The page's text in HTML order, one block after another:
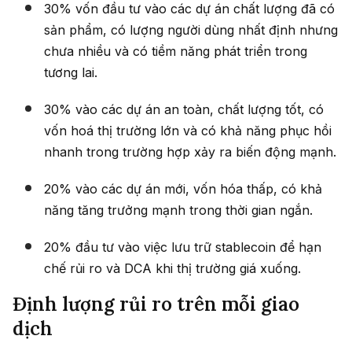
30% vốn đầu tư vào các dự án chất lượng đã có
sản phẩm, có lượng người dùng nhất định nhưng
chưa nhiều và có tiềm năng phát triển trong
tương lai.
30% vào các dự án an toàn, chất lượng tốt, có
vốn hoá thị trường lớn và có khả năng phục hồi
nhanh trong trường hợp xảy ra biến động mạnh.
20% vào các dự án mới, vốn hóa thấp, có khả
năng tăng trưởng mạnh trong thời gian ngắn.
20% đầu tư vào việc lưu trữ stablecoin để hạn
chế rủi ro và DCA khi thị trường giá xuống.
Định lượng rủi ro trên mỗi giao
dịch